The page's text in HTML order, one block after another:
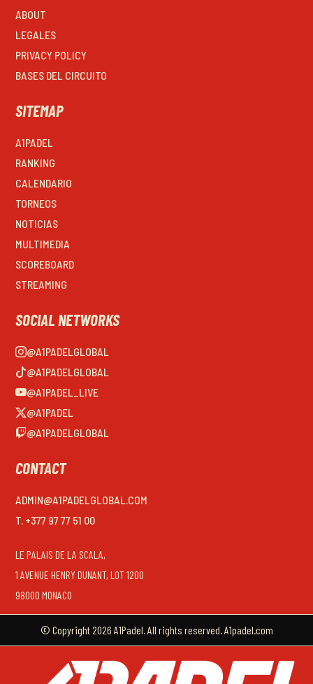
ABOUT
LEGALES
PRIVACY POLICY
BASES DEL CIRCUITO
SITEMAP
A1PADEL
RANKING
CALENDARIO
TORNEOS
NOTICIAS
MULTIMEDIA
SCOREBOARD
STREAMING
SOCIAL NETWORKS
@A1PADELGLOBAL
@A1PADELGLOBAL
@A1PADEL_LIVE
@A1PADEL
@A1PADELGLOBAL
CONTACT
ADMIN@A1PADELGLOBAL.COM
T. +377 97 77 51 00
LE PALAIS DE LA SCALA,
1 AVENUE HENRY DUNANT, LOT 1200
98000 MONACO
© Copyright 2026 A1Padel. All rights reserved. A1padel.com